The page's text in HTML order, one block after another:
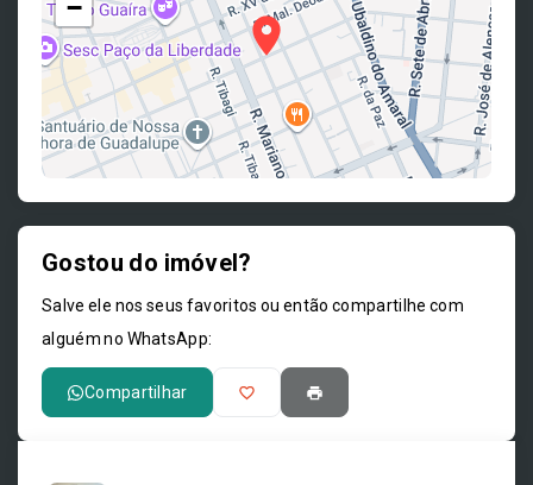
−
Gostou do imóvel?
Salve ele nos seus favoritos ou então compartilhe com
alguém no WhatsApp:
Compartilhar